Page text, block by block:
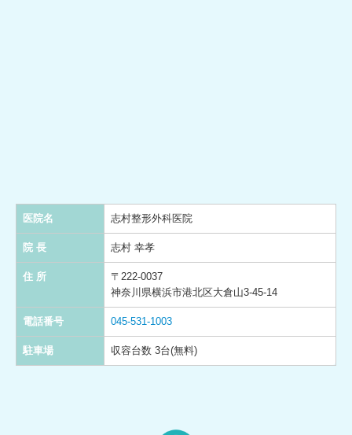
医院名 志村整形外科医院
院 長 志村 幸孝
住 所
〒222-0037
神奈川県横浜市港北区大倉山3-45-14
電話番号 045-531-1003
駐車場 収容台数 3台(無料)